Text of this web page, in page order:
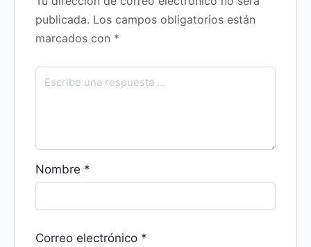
publicada. Los campos obligatorios están
marcados con *
Nombre *
Correo electrónico *